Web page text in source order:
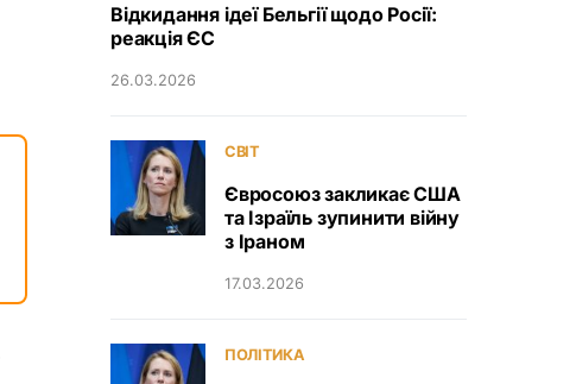
Відкидання ідеї Бельгії щодо Росії:
реакція ЄС
26.03.2026
СВІТ
Євросоюз закликає США
та Ізраїль зупинити війну
з Іраном
17.03.2026
ПОЛІТИКА